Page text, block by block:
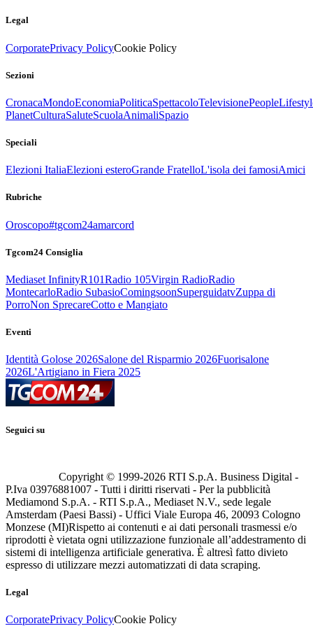
Legal
CorporatePrivacy PolicyCookie Policy
Sezioni
CronacaMondoEconomiaPoliticaSpettacoloTelevisionePeople
PlanetCulturaSaluteScuolaAnimaliSpazio
Speciali
Elezioni ItaliaElezioni esteroGrande FratelloL'isola dei famosiAmici
Rubriche
Oroscopo#tgcom24amarcord
Tgcom24 Consiglia
Mediaset InfinityR101Radio 105Virgin RadioRadio
MontecarloRadio SubasioComingsoonSuperguidatvZuppa di
PorroNon SprecareCotto e Mangiato
Eventi
Identità Golose 2026Salone del Risparmio 2026Fuorisalone
2026L'Artigiano in Fiera 2025
Seguici su
Copyright © 1999-2026 RTI S.p.A. Business Digital -
P.Iva 03976881007 - Tutti i diritti riservati - Per la pubblicità
Mediamond S.p.A. - RTI S.p.A., Mediaset N.V., sede legale
Amsterdam (Paesi Bassi) - Uffici Viale Europa 46, 20093 Cologno
Monzese (MI)Rispetto ai contenuti e ai dati personali trasmessi e/o
riprodotti è vietata ogni utilizzazione funzionale all’addestramento di
sistemi di intelligenza artificiale generativa. È altresì fatto divieto
espresso di utilizzare mezzi automatizzati di data scraping.
Legal
CorporatePrivacy PolicyCookie Policy